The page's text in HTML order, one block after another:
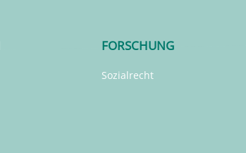
FORSCHUNG
Sozialrecht